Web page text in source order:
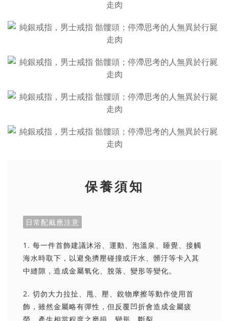
保養須知
日常配戴應注意
1. 每一件首飾建議沐浴、運動、泡溫泉、睡覺、接觸
海水時取下，以避免擠壓碰撞或汗水、髒汙等卡入其
中縫隙，造成金屬氧化、脫落、變形等變化。
2. 切勿大力拉扯、甩、壓、銳物摩擦等動作使用首
飾，雖然金屬略有彈性，但反覆凹折會造成金屬疲